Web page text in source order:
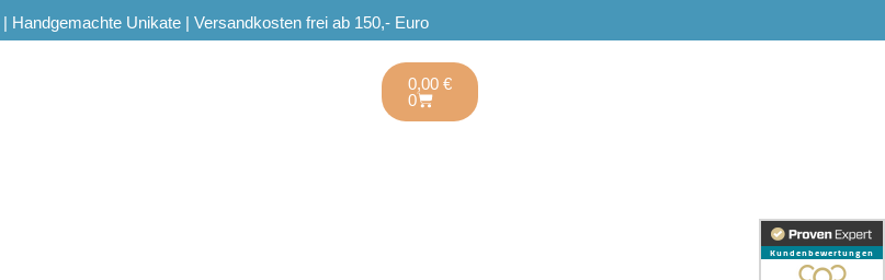
Handgemachte Unikate | Versandkosten frei ab 150,- Euro
0,00€
0